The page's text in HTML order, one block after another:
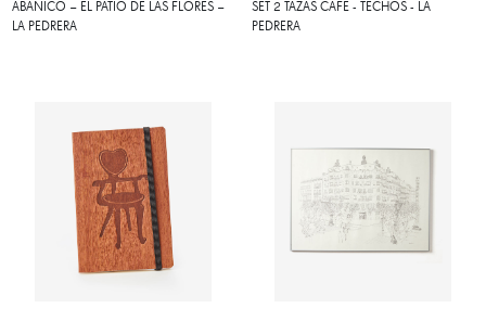
ABANICO – EL PATIO DE LAS FLORES –
LA PEDRERA
SET 2 TAZAS CAFE - TECHOS - LA
PEDRERA